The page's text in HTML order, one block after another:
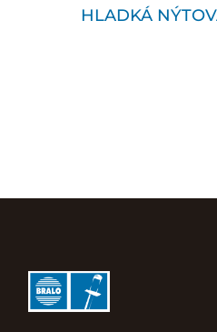
HLADKÁ